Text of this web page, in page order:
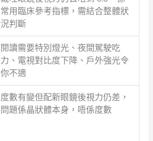
常用臨床參考指標，需結合整體狀
況判斷
閱讀需要特別燈光、夜間駕駛吃
力、電視對比度下降、戶外強光令
你不適
度數有變但配新眼鏡後視力仍差，
問題係晶狀體本身，唔係度數